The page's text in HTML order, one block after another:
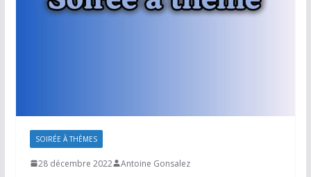
SOIRÉE À THÈMES
28 décembre 2022 Antoine Gonsalez